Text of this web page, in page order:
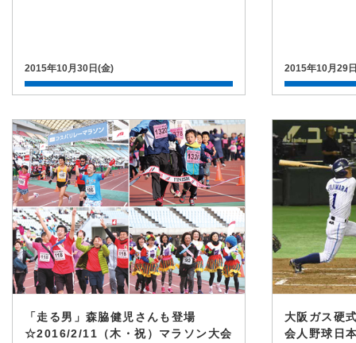
2015年10月30日(金) 2015年10月29
「走る男」森脇健児さんも登場
☆2016/2/11（木・祝）マラソン大会
大阪ガス硬
会人野球日